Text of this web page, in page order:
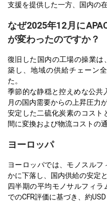
支援を提供した一方、国内の
なぜ2025年12月に
が変わったのですか？
復旧した国内の工場の操業
築し、地域の供給チェーン
た。
季節的な静穏と控えめな公共
月の国内需要からの上昇圧力
安定した二硫化炭素のコスト
間に変換および物流コストの
ヨーロッパ
ヨーロッパでは、モノスル
かに下落し、国内供給の安定
四半期の平均モノサルフィ
でのCFR評価に基づき、約